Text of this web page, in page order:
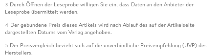
3 Durch Öffnen der Leseprobe willigen Sie ein, dass Daten an den Anbieter der
Leseprobe übermittelt werden.
4 Der gebundene Preis dieses Artikels wird nach Ablauf des auf der Artikelseite
dargestellten Datums vom Verlag angehoben.
5 Der Preisvergleich bezieht sich auf die unverbindliche Preisempfehlung (UVP) des
Herstellers.